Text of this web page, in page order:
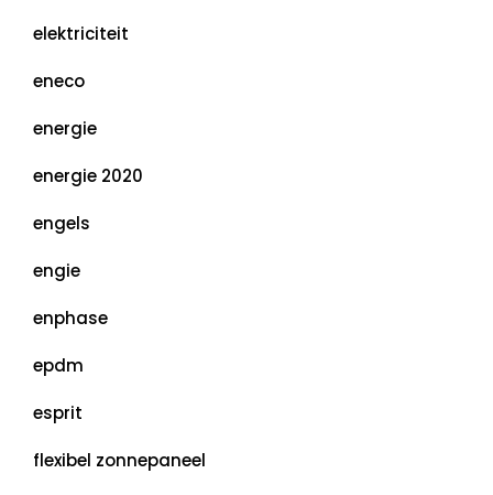
elektriciteit
eneco
energie
energie 2020
engels
engie
enphase
epdm
esprit
flexibel zonnepaneel